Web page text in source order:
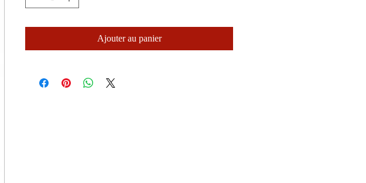
Ajouter au panier